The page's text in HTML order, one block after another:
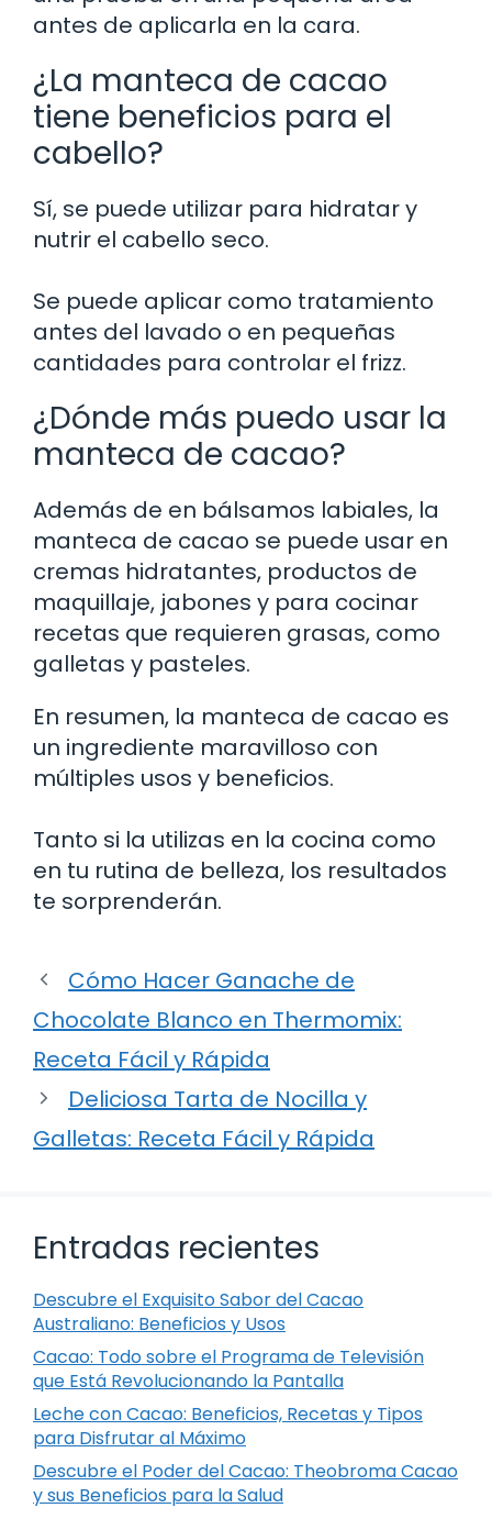
antes de aplicarla en la cara.
¿La manteca de cacao
tiene beneficios para el
cabello?
Sí, se puede utilizar para hidratar y
nutrir el cabello seco.
Se puede aplicar como tratamiento
antes del lavado o en pequeñas
cantidades para controlar el frizz.
¿Dónde más puedo usar la
manteca de cacao?
Además de en bálsamos labiales, la
manteca de cacao se puede usar en
cremas hidratantes, productos de
maquillaje, jabones y para cocinar
recetas que requieren grasas, como
galletas y pasteles.
En resumen, la manteca de cacao es
un ingrediente maravilloso con
múltiples usos y beneficios.
Tanto si la utilizas en la cocina como
en tu rutina de belleza, los resultados
te sorprenderán.
Cómo Hacer Ganache de
Chocolate Blanco en Thermomix:
Receta Fácil y Rápida
Deliciosa Tarta de Nocilla y
Galletas: Receta Fácil y Rápida
Entradas recientes
Descubre el Exquisito Sabor del Cacao
Australiano: Beneficios y Usos
Cacao: Todo sobre el Programa de Televisión
que Está Revolucionando la Pantalla
Leche con Cacao: Beneficios, Recetas y Tipos
para Disfrutar al Máximo
Descubre el Poder del Cacao: Theobroma Cacao
y sus Beneficios para la Salud